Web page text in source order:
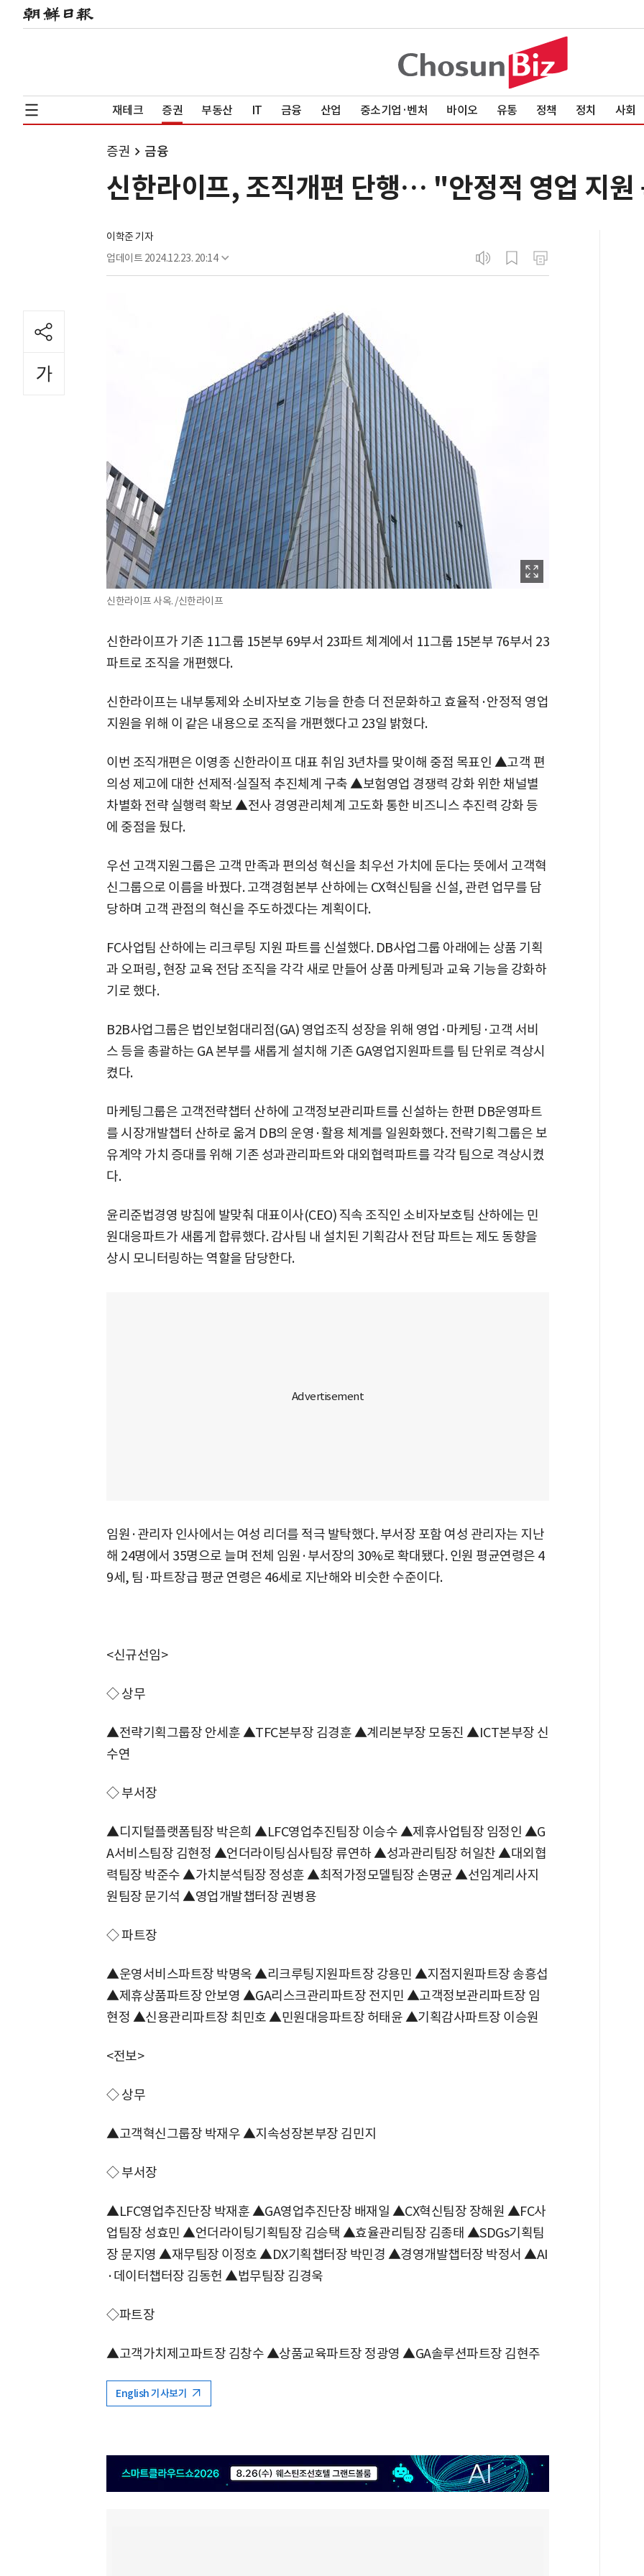
재테크 증권 부동산 IT 금융 산업 중소기업·벤처 바이오 유통 정책 정치 사회
증권 금융
신한라이프, 조직개편 단행… "안정적 영업 지
이학준 기자
업데이트 2024.12.23. 20:14
신한라이프 사옥. /신한라이프
신한라이프가 기존 11그룹 15본부 69부서 23파트 체계에서 11그룹 15본부 76부서 23
파트로 조직을 개편했다.
신한라이프는 내부통제와 소비자보호 기능을 한층 더 전문화하고 효율적·안정적 영업
지원을 위해 이 같은 내용으로 조직을 개편했다고 23일 밝혔다.
이번 조직개편은 이영종 신한라이프 대표 취임 3년차를 맞이해 중점 목표인 ▲고객 편
의성 제고에 대한 선제적∙실질적 추진체계 구축 ▲보험영업 경쟁력 강화 위한 채널별
차별화 전략 실행력 확보 ▲전사 경영관리체계 고도화 통한 비즈니스 추진력 강화 등
에 중점을 뒀다.
우선 고객지원그룹은 고객 만족과 편의성 혁신을 최우선 가치에 둔다는 뜻에서 고객혁
신그룹으로 이름을 바꿨다. 고객경험본부 산하에는 CX혁신팀을 신설, 관련 업무를 담
당하며 고객 관점의 혁신을 주도하겠다는 계획이다.
FC사업팀 산하에는 리크루팅 지원 파트를 신설했다. DB사업그룹 아래에는 상품 기획
과 오퍼링, 현장 교육 전담 조직을 각각 새로 만들어 상품 마케팅과 교육 기능을 강화하
기로 했다.
B2B사업그룹은 법인보험대리점(GA) 영업조직 성장을 위해 영업·마케팅·고객 서비
스 등을 총괄하는 GA 본부를 새롭게 설치해 기존 GA영업지원파트를 팀 단위로 격상시
켰다.
마케팅그룹은 고객전략챕터 산하에 고객정보관리파트를 신설하는 한편 DB운영파트
를 시장개발챕터 산하로 옮겨 DB의 운영·활용 체계를 일원화했다. 전략기획그룹은 보
유계약 가치 증대를 위해 기존 성과관리파트와 대외협력파트를 각각 팀으로 격상시켰
다.
윤리준법경영 방침에 발맞춰 대표이사(CEO) 직속 조직인 소비자보호팀 산하에는 민
원대응파트가 새롭게 합류했다. 감사팀 내 설치된 기획감사 전담 파트는 제도 동향을
상시 모니터링하는 역할을 담당한다.
임원·관리자 인사에서는 여성 리더를 적극 발탁했다. 부서장 포함 여성 관리자는 지난
해 24명에서 35명으로 늘며 전체 임원·부서장의 30%로 확대됐다. 인원 평균연령은 4
9세, 팀·파트장급 평균 연령은 46세로 지난해와 비슷한 수준이다.
<신규선임>
◇ 상무
▲전략기획그룹장 안세훈 ▲TFC본부장 김경훈 ▲계리본부장 모동진 ▲ICT본부장 신
수연
◇ 부서장
▲디지털플랫폼팀장 박은희 ▲LFC영업추진팀장 이승수 ▲제휴사업팀장 임정인 ▲G
A서비스팀장 김현정 ▲언더라이팅심사팀장 류연하 ▲성과관리팀장 허일찬 ▲대외협
력팀장 박준수 ▲가치분석팀장 정성훈 ▲최적가정모델팀장 손명균 ▲선임계리사지
원팀장 문기석 ▲영업개발챕터장 권병용
◇ 파트장
▲운영서비스파트장 박명옥 ▲리크루팅지원파트장 강용민 ▲지점지원파트장 송흥섭
▲제휴상품파트장 안보영 ▲GA리스크관리파트장 전지민 ▲고객정보관리파트장 임
현정 ▲신용관리파트장 최민호 ▲민원대응파트장 허태윤 ▲기획감사파트장 이승원
<전보>
◇ 상무
▲고객혁신그룹장 박재우 ▲지속성장본부장 김민지
◇ 부서장
▲LFC영업추진단장 박재훈 ▲GA영업추진단장 배재일 ▲CX혁신팀장 장해원 ▲FC사
업팀장 성효민 ▲언더라이팅기획팀장 김승택 ▲효율관리팀장 김종태 ▲SDGs기획팀
장 문지영 ▲재무팀장 이정호 ▲DX기획챕터장 박민경 ▲경영개발챕터장 박정서 ▲AI
·데이터챕터장 김동헌 ▲법무팀장 김경욱
◇파트장
▲고객가치제고파트장 김창수 ▲상품교육파트장 정광영 ▲GA솔루션파트장 김현주
English 기사보기